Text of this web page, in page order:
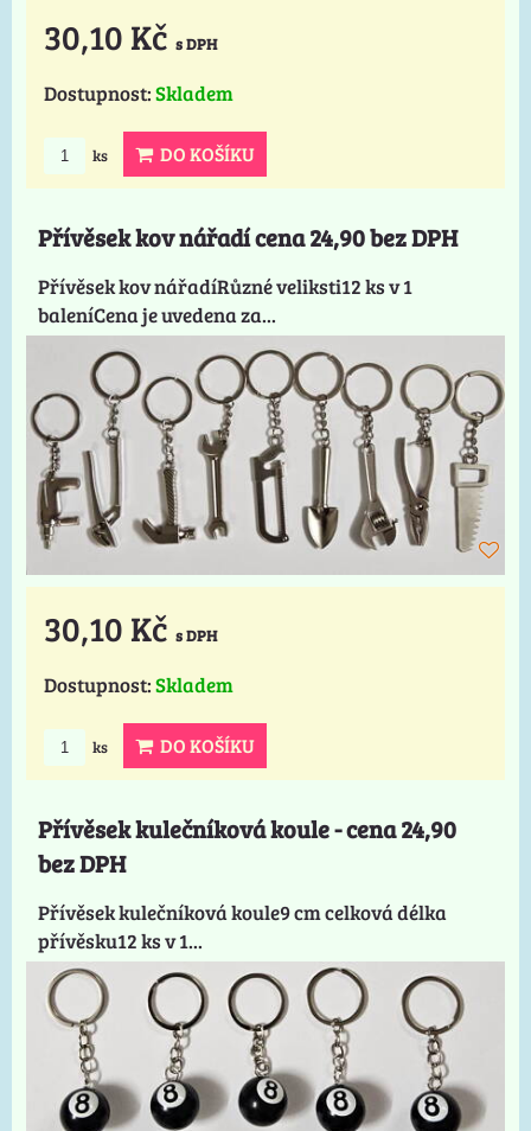
30,10 Kč s DPH
Dostupnost:Skladem
ks DO KOŠÍKU
Přívěsek kov nářadí cena 24,90 bez DPH
Přívěsek kov nářadíRůzné veliksti12 ks v 1
baleníCena je uvedena za...
30,10 Kč s DPH
Dostupnost:Skladem
ks DO KOŠÍKU
Přívěsek kulečníková koule - cena 24,90
bez DPH
Přívěsek kulečníková koule9 cm celková délka
přívěsku12 ks v 1...